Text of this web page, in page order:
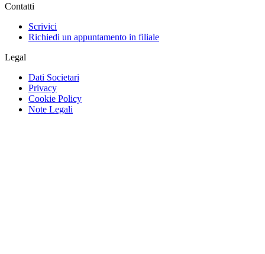
Contatti
Scrivici
Richiedi un appuntamento in filiale
Legal
Dati Societari
Privacy
Cookie Policy
Note Legali